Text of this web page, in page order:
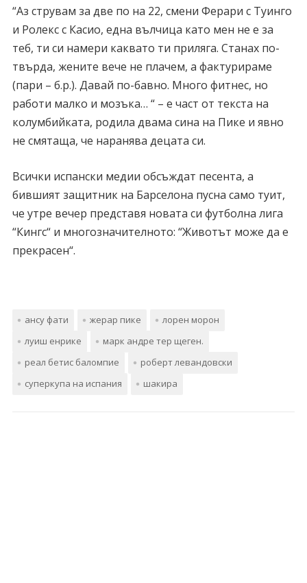
“Аз струвам за две по на 22, смени Ферари с Туинго
и Ролекс с Касио, една вълчица като мен не е за
теб, ти си намери каквато ти приляга. Станах по-
твърда, жените вече не плачем, а фактурираме
(пари – б.р.). Давай по-бавно. Много фитнес, но
работи малко и мозъка… “ – е част от текста на
колумбийката, родила двама сина на Пике и явно
не смятаща, че наранява децата си.
Всички испански медии обсъждат песента, а
бившият защитник на Барселона пусна само туит,
че утре вечер представя новата си футболна лига
“Кингс“ и многозначителното: “Животът може да е
прекрасен“.
ансу фати жерар пике
лорен морон
луиш енрике
марк андре тер щеген.
реал бетис баломпие
роберт левандовски
суперкупа на испания
шакира